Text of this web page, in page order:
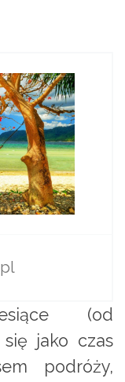
(od
się jako czas
podróży,